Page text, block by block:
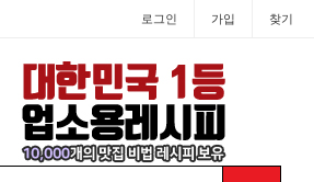
로그인 가입 찾기